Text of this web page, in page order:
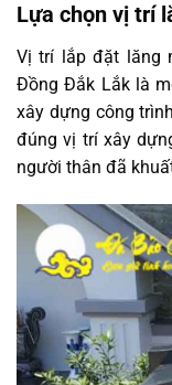
Lựa chọn vị trí
Vị trí lắp đặt lăng
Đồng Đắk Lắk là
xây dựng công
đúng vị trí xây
người thân đã